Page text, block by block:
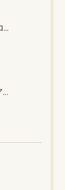
【Combi コンビ】 ネムリラ Auto plus NS
【Aprica アップリカ】クルリラ エックス プラスAC